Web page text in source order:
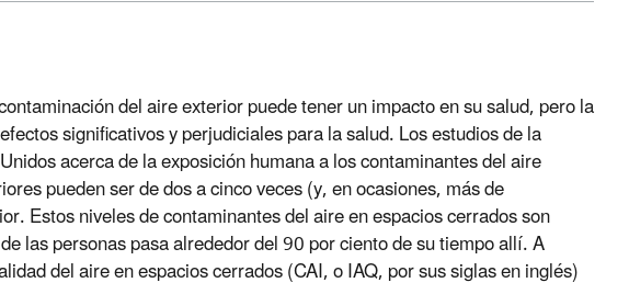
del aire exterior puede tener un impacto en su salud, pero la
significativos y perjudiciales para la salud. Los estudios de la
acerca de la exposición humana a los contaminantes del aire
pueden ser de dos a cinco veces (y, en ocasiones, más de
Estos niveles de contaminantes del aire en espacios cerrados son
las personas pasa alrededor del 90 por ciento de su tiempo allí. A
del aire en espacios cerrados (CAI, o IAQ, por sus siglas en inglés)